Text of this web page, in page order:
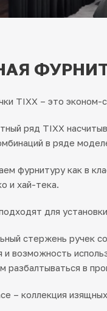
TIXX – это эконом-
ряд TIXX
в ряде
фурнитуру как в
и хай-тека.
для
стержень ручек
и возможность
разбалтываться в
– коллекция